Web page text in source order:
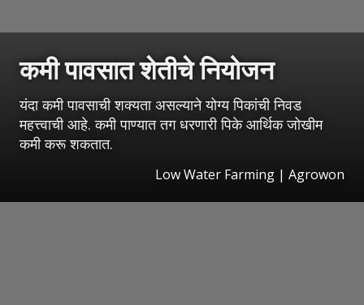
कमी पावसात शेतीचे नियोजन
यंदा कमी पावसाची शक्यता असल्याने योग्य पिकांची निवड
महत्त्वाची आहे. कमी पाण्यात तग धरणारी पिके आर्थिक जोखीम
कमी करू शकतात.
Low Water Farming | Agrowon